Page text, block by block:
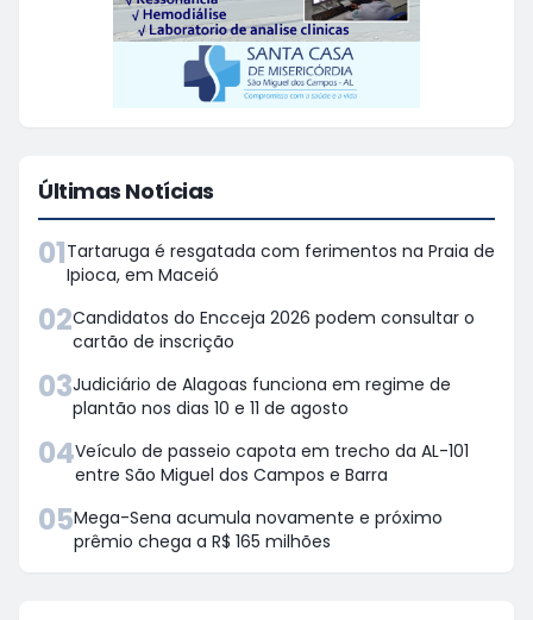
Últimas Notícias
01Tartaruga é resgatada com ferimentos na Praia de
Ipioca, em Maceió
02Candidatos do Encceja 2026 podem consultar o
cartão de inscrição
03Judiciário de Alagoas funciona em regime de
plantão nos dias 10 e 11 de agosto
04Veículo de passeio capota em trecho da AL-101
entre São Miguel dos Campos e Barra
05Mega-Sena acumula novamente e próximo
prêmio chega a R$ 165 milhões